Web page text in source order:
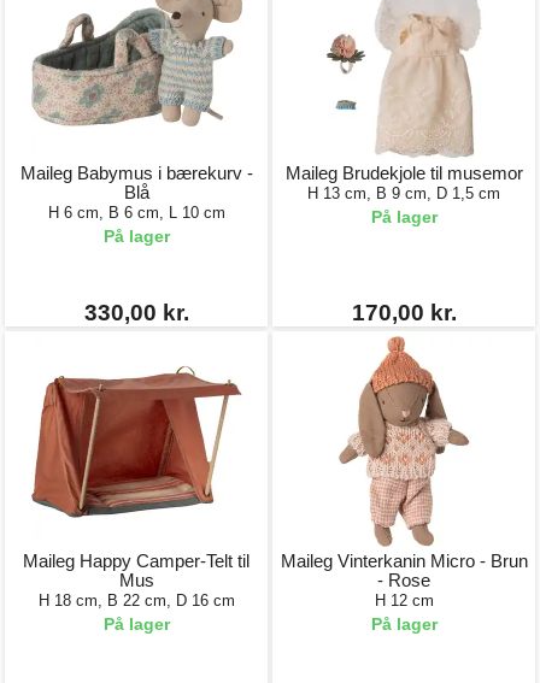
Maileg Babymus i bærekurv -
Blå
H 6 cm, B 6 cm, L 10 cm
På lager
330,00 kr.
Maileg Brudekjole til musemor
H 13 cm, B 9 cm, D 1,5 cm
På lager
170,00 kr.
Maileg Happy Camper-Telt til
Mus
H 18 cm, B 22 cm, D 16 cm
På lager
Maileg Vinterkanin Micro - Brun
- Rose
H 12 cm
På lager